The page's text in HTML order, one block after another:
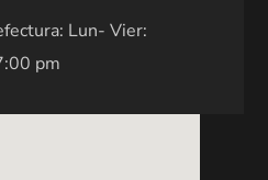
Lun- Vier:
pm